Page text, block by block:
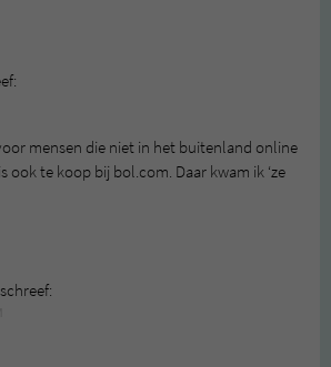
mensen die niet in het buitenland online
ook te koop bij bol.com. Daar kwam ik ‘ze
schreef: